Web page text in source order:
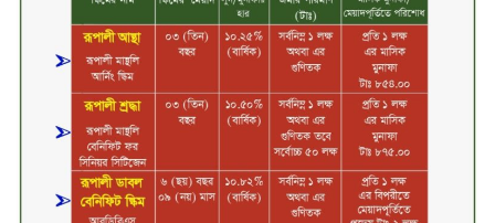
কাফরুলে মুক্তিযোদ্ধা কল্যাণ সমিতিতে
ইশতিয়াক আজিজ উলফাতের কোটি
টাকার দুর্নীতি, ফ্ল্যাট দখলের অপচেষ্টা ও
ব্যাংকিং খাত স্থিতিশীল করতে ১৮ মাসের
পরিকল্পনা কেন্দ্রীয় ব্যাংকের